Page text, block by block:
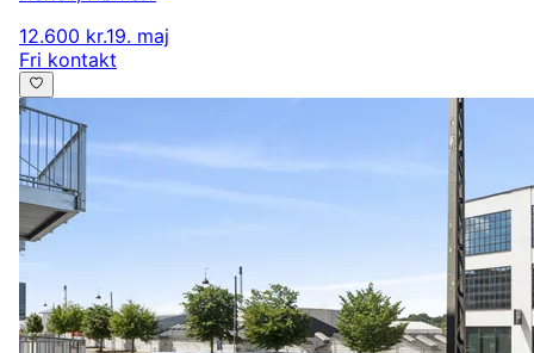
12.600 kr.19. maj
Fri kontakt